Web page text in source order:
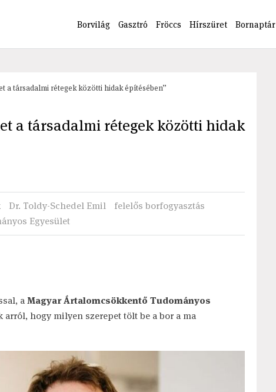
Borvilág Gasztró Fröccs Hírszüret Bornaptár
a társadalmi rétegek közötti hidak építésében”
a társadalmi rétegek közötti hidak
Dr. Toldy-Schedel Emil
felelős borfogyasztás
Egyesület
aMagyar Ártalomcsökkentő Tudományos
arról, hogy milyen szerepet tölt be a bor a ma